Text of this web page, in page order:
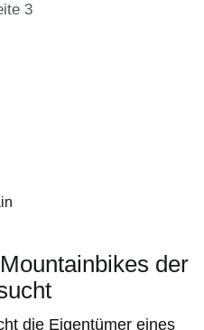
3
der
die Eigentümer eines